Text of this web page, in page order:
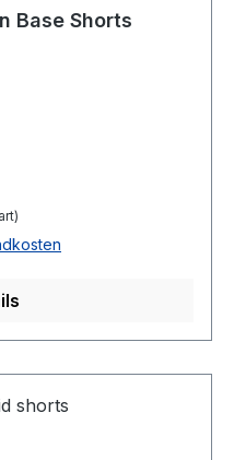
Base Shorts